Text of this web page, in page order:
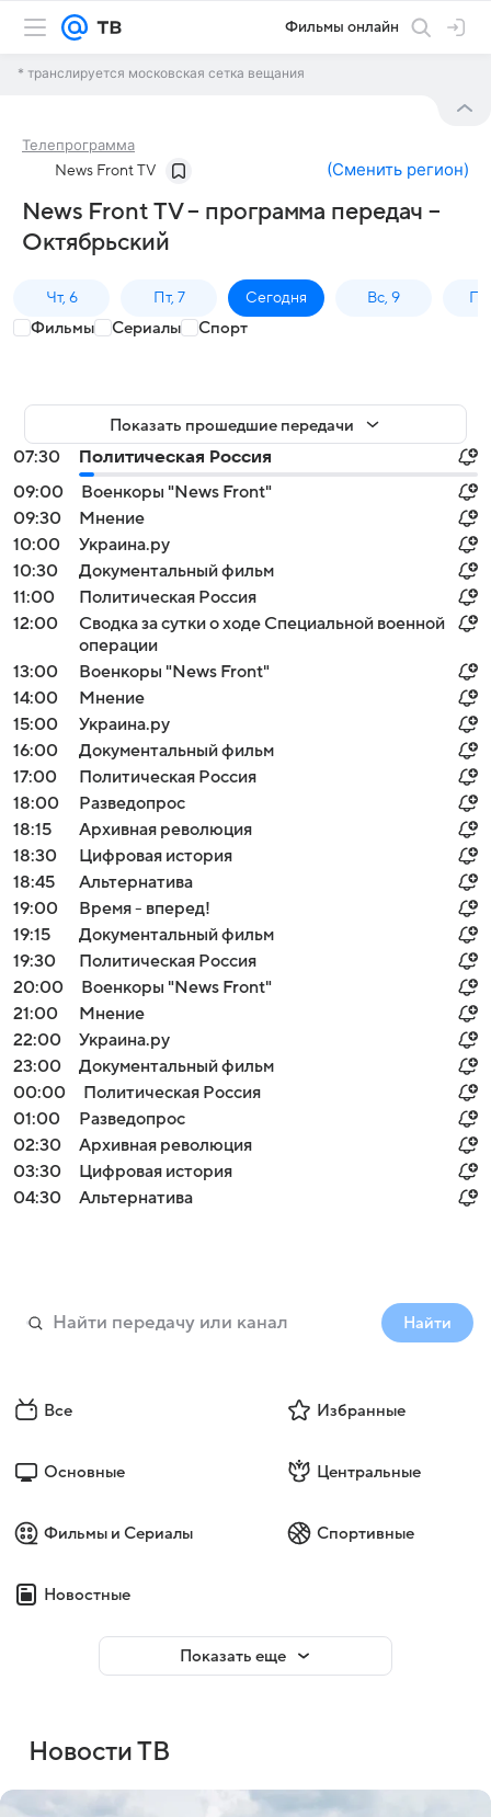
Фильмы онлайн
* транслируется московская сетка вещания
Телепрограмма
News Front TV (Сменить регион)
News Front TV – программа передач –
Октябрьский
Чт, 6 Пт, 7 Сегодня Вс, 9
Фильмы Сериалы Спорт
Показать прошедшие передачи
07:30
Политическая Россия
09:00
Военкоры "News Front"
09:30
Мнение
10:00
Украина.ру
10:30
Документальный фильм
11:00
Политическая Россия
12:00
Сводка за сутки о ходе Специальной военной
операции
13:00
Военкоры "News Front"
14:00
Мнение
15:00
Украина.ру
16:00
Документальный фильм
17:00
Политическая Россия
18:00
Разведопрос
18:15
Архивная революция
18:30
Цифровая история
18:45
Альтернатива
19:00
Время - вперед!
19:15
Документальный фильм
19:30
Политическая Россия
20:00
Военкоры "News Front"
21:00
Мнение
22:00
Украина.ру
23:00
Документальный фильм
00:00
Политическая Россия
01:00
Разведопрос
02:30
Архивная революция
03:30
Цифровая история
04:30
Альтернатива
Найти
Все Избранные
Основные Центральные
Фильмы и Сериалы Спортивные
Новостные
Показать еще
Новости ТВ